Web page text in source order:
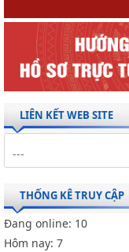
LIÊN KẾT WEB SITE
THỐNG KÊ TRUY CẬP
Đang online: 10
Hôm nay: 7